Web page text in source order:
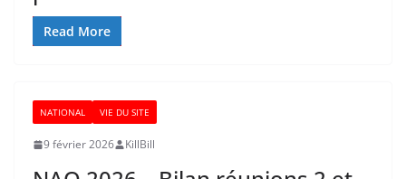
Read More
NATIONAL VIE DU SITE
9 février 2026 KillBill